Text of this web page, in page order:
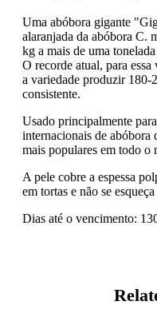
Uma abóbora gigante
alaranjada da abóbora C.
kg a mais de uma
O recorde atual, para
a variedade produzir 180-
consistente.
Usado principalmente
internacionais de abóbora
mais populares em todo o
A pele cobre a espessa
em tortas e não se
Dias até o vencimento: